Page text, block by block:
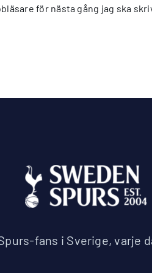
för nästa gång jag ska
fans i Sverige, varje